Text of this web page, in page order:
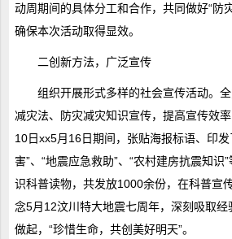
动周期间的具体分工和合作，共同做好“防
确保本次活动取得显效。
二创新方法，广泛宣传
组织开展形式多样的社会宣传活动。
减灾法、防灾减灾知识宣传，提高宣传效
10日xx5月16日期间，张贴海报标语、印发
害”、“地震应急救助”、“农村建房抗震知识
识科普读物，共发放1000余份，在科普宣
念5月12汶川特大地震七周年，深刻吸取
做起，“珍惜生命，共创美好明天”。